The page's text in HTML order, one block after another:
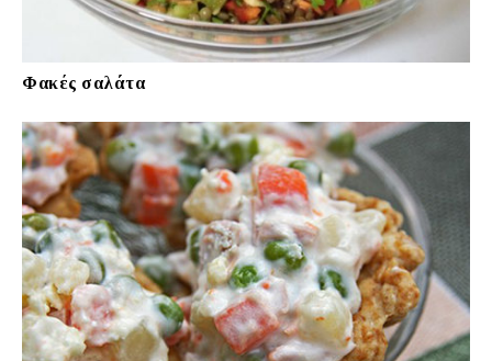
Φακές σαλάτα